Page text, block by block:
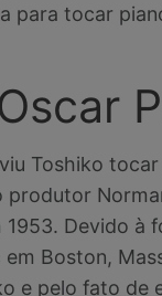
para tocar
Toshiko
Devido à
Boston,
e pelo fato de